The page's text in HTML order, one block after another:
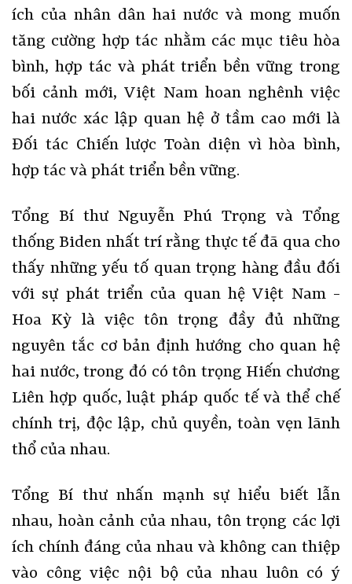
ích của nhân dân hai nước và mong muốn
tăng cường hợp tác nhằm các mục tiêu hòa
bình, hợp tác và phát triển bền vững trong
bối cảnh mới, Việt Nam hoan nghênh việc
hai nước xác lập quan hệ ở tầm cao mới là
Đối tác Chiến lược Toàn diện vì hòa bình,
hợp tác và phát triển bền vững.
Tổng Bí thư Nguyễn Phú Trọng và Tổng
thống Biden nhất trí rằng thực tế đã qua cho
thấy những yếu tố quan trọng hàng đầu đối
với sự phát triển của quan hệ Việt Nam -
Hoa Kỳ là việc tôn trọng đầy đủ những
nguyên tắc cơ bản định hướng cho quan hệ
hai nước, trong đó có tôn trọng Hiến chương
Liên hợp quốc, luật pháp quốc tế và thể chế
chính trị, độc lập, chủ quyền, toàn vẹn lãnh
thổ của nhau.
Tổng Bí thư nhấn mạnh sự hiểu biết lẫn
nhau, hoàn cảnh của nhau, tôn trọng các lợi
ích chính đáng của nhau và không can thiệp
vào công việc nội bộ của nhau luôn có ý